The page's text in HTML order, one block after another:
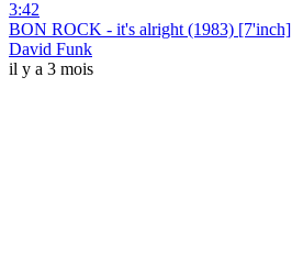
3:42
BON ROCK - it's alright (1983) [7'inch]
David Funk
il y a 3 mois